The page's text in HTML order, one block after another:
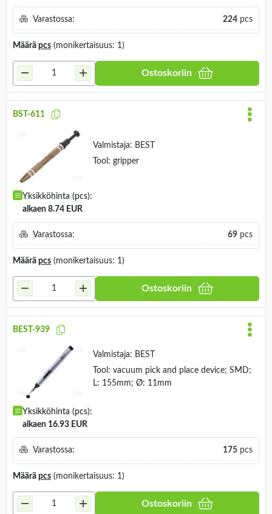
Varastossa: 224 pcs
Määrä pcs (monikertaisuus: 1)
Ostoskoriin
BST-611
Valmistaja: BEST
Tool: gripper
Yksikköhinta (pcs):
alkaen 8.74 EUR
Varastossa: 69 pcs
Määrä pcs (monikertaisuus: 1)
Ostoskoriin
BEST-939
Valmistaja: BEST
Tool: vacuum pick and place device; SMD;
L: 155mm; Ø: 11mm
Yksikköhinta (pcs):
alkaen 16.93 EUR
Varastossa: 175 pcs
Määrä pcs (monikertaisuus: 1)
Ostoskoriin